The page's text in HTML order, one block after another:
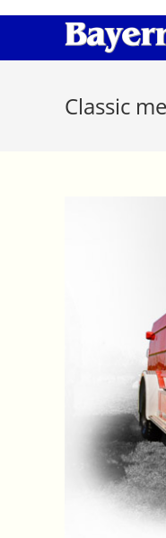
Classic